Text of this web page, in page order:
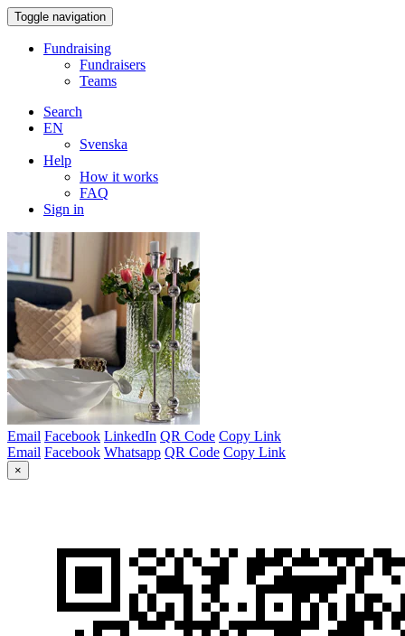
Toggle navigation
Fundraising
Fundraisers
Teams
Search
EN
Svenska
Help
How it works
FAQ
Sign in
Email Facebook LinkedIn QR Code Copy Link
Email Facebook Whatsapp QR Code Copy Link
×